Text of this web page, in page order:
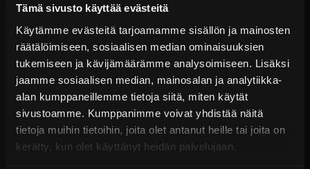
Tämä sivusto käyttää evästeitä
Käytämme evästeitä tarjoamamme sisällön ja mainosten
räätälöimiseen, sosiaalisen median ominaisuuksien
tukemiseen ja kävijämäärämme analysoimiseen. Lisäksi
jaamme sosiaalisen median, mainosalan ja analytiikka-
alan kumppaneillemme tietoja siitä, miten käytät
sivustoamme. Kumppanimme voivat yhdistää näitä
tietoja muihin tietoihin, joita olet antanut heille tai joita on
kerätty, kun olet käyttänyt heidän palvelujaan.